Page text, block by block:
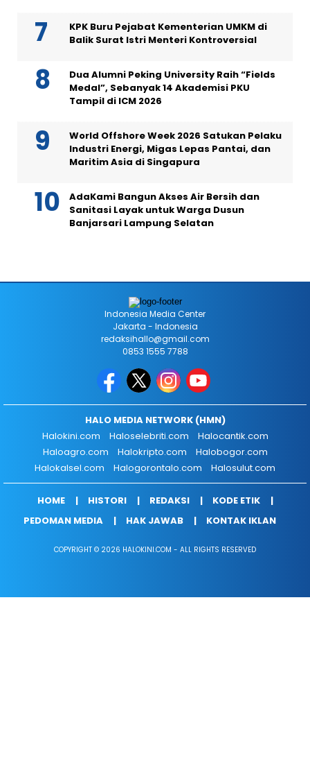
KPK Buru Pejabat Kementerian UMKM di
Balik Surat Istri Menteri Kontroversial
Dua Alumni Peking University Raih “Fields
Medal”, Sebanyak 14 Akademisi PKU
Tampil di ICM 2026
World Offshore Week 2026 Satukan Pelaku
Industri Energi, Migas Lepas Pantai, dan
Maritim Asia di Singapura
AdaKami Bangun Akses Air Bersih dan
Sanitasi Layak untuk Warga Dusun
Banjarsari Lampung Selatan
Indonesia Media Center
Jakarta - Indonesia
redaksihallo@gmail.com
0853 1555 7788
HALO MEDIA NETWORK (HMN)
Halokini.com
Haloselebriti.com
Halocantik.com
Haloagro.com
Halokripto.com
Halobogor.com
Halokalsel.com
Halogorontalo.com Halosulut.com
HOME HISTORI REDAKSI
KODE ETIK
PEDOMAN MEDIA
HAK JAWAB KONTAK IKLAN
COPYRIGHT © 2026 HALOKINI.COM - ALL RIGHTS RESERVED